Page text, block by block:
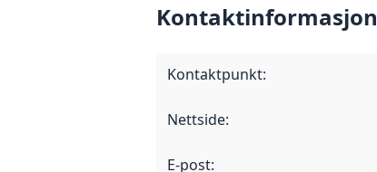
Kontaktinformasjon
Kontaktpunkt:
Nettside:
E-post: